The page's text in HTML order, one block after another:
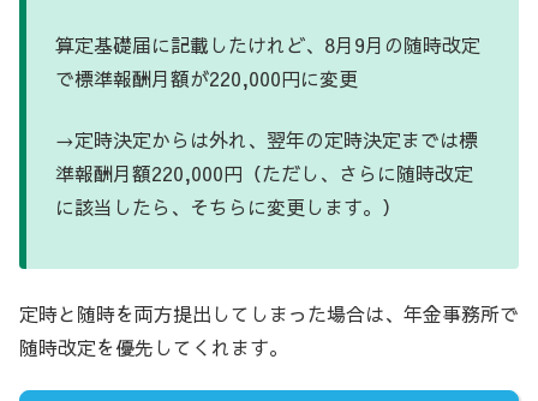
算定基礎届に記載したけれど、8月9月の随時改定
で標準報酬月額が220,000円に変更
→定時決定からは外れ、翌年の定時決定までは標
準報酬月額220,000円（ただし、さらに随時改定
に該当したら、そちらに変更します。）
定時と随時を両方提出してしまった場合は、年金事務所で
随時改定を優先してくれます。